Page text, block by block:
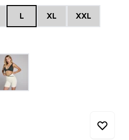
L XL XXL